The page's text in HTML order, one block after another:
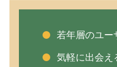
若年層のユー
気軽に出会え